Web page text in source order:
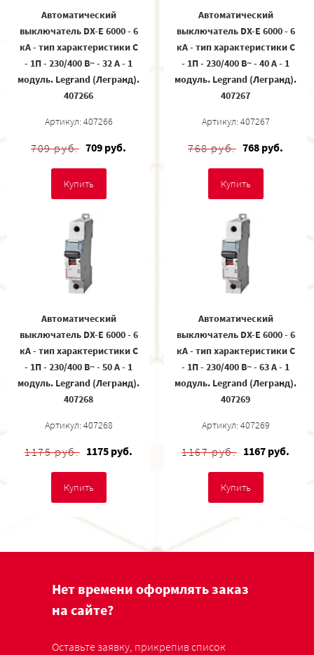
Автоматический
выключатель DX-E 6000 - 6
кА - тип характеристики C
- 1П - 230/400 В~ - 32 А - 1
модуль. Legrand (Легранд).
407266
Артикул: 407266
709 руб. 709 руб.
Купить
Автоматический
выключатель DX-E 6000 - 6
кА - тип характеристики C
- 1П - 230/400 В~ - 40 А - 1
модуль. Legrand (Легранд).
407267
Артикул: 407267
768 руб. 768 руб.
Купить
Автоматический
выключатель DX-E 6000 - 6
кА - тип характеристики C
- 1П - 230/400 В~ - 50 А - 1
модуль. Legrand (Легранд).
407268
Артикул: 407268
1175 руб. 1175 руб.
Купить
Автоматический
выключатель DX-E 6000 - 6
кА - тип характеристики C
- 1П - 230/400 В~ - 63 А - 1
модуль. Legrand (Легранд).
407269
Артикул: 407269
1167 руб. 1167 руб.
Купить
Нет времени оформлять заказ
на сайте?
Оставьте заявку, прикрепив список